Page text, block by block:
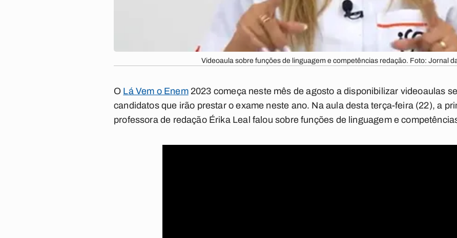
Videoaula sobre funções de linguagem e competências redação. Foto: Jornal
O Lá Vem o Enem2023 começa neste mês de agosto a disponibilizar videoaulas
candidatos que irão prestar o exame neste ano. Na aula desta terça-feira (22), a
professora de redação Érika Leal falou sobre funções de linguagem e